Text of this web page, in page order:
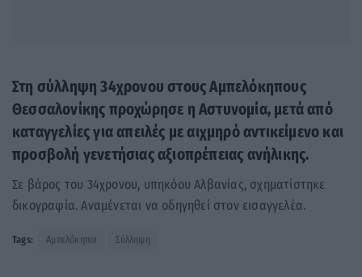
Στη σύλληψη 34χρονου στους Αμπελόκηπους
Θεσσαλονίκης προχώρησε η Αστυνομία, μετά από
καταγγελίες για απειλές με αιχμηρό αντικείμενο και
προσβολή γενετήσιας αξιοπρέπειας ανήλικης.
Σε βάρος του 34χρονου, υπηκόου Αλβανίας, σχηματίστηκε
δικογραφία. Αναμένεται να οδηγηθεί στον εισαγγελέα.
Tags: Αμπελόκηποι Σύλληψη